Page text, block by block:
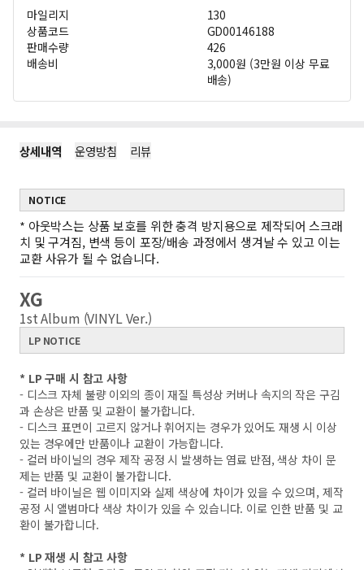
마일리지
130
상품코드
GD00146188
판매수량
426
배송비
3,000원 (3만원 이상 무료
배송)
상세내역 운영방침 리뷰
NOTICE
* 아웃박스는 상품 보호를 위한 충격 방지용으로 제작되어 스크래
치 및 구겨짐, 변색 등이 포장/배송 과정에서 생겨날 수 있고 이는
교환 사유가 될 수 없습니다.
XG
1st Album (VINYL Ver.)
LP NOTICE
* LP 구매 시 참고 사항
- 디스크 자체 불량 이외의 종이 재질 특성상 커버나 속지의 작은 구김
과 손상은 반품 및 교환이 불가합니다.
- 디스크 표면이 고르지 않거나 휘어지는 경우가 있어도 재생 시 이상
있는 경우에만 반품이나 교환이 가능합니다.
- 컬러 바이닐의 경우 제작 공정 시 발생하는 염료 반점, 색상 차이 문
제는 반품 및 교환이 불가합니다.
- 컬러 바이닐은 웹 이미지와 실제 색상에 차이가 있을 수 있으며, 제작
공정 시 앨범마다 색상 차이가 있을 수 있습니다. 이로 인한 반품 및 교
환이 불가합니다.
* LP 재생 시 참고 사항